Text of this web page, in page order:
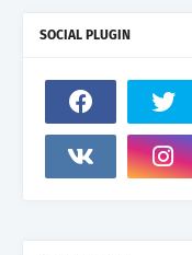
SOCIAL PLUGIN